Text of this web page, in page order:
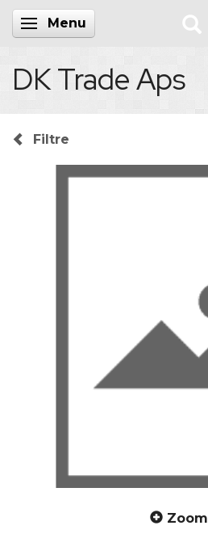
Skifte navigation
Menu
DK Trade Aps
Filtre
Zoom